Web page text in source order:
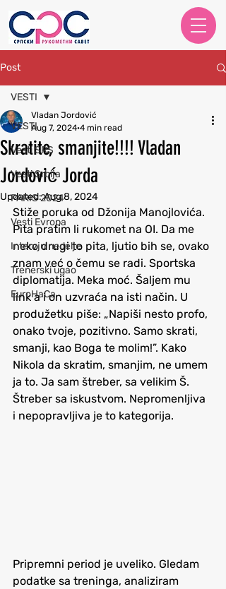
Post
VESTI
Vesti SRS
Vesti Srbija
PARIS 2024
Vesti Evropa
Intervju nedelje
Trenerski ugao
EuroHaCa
VESTI
Skratite, smanjite!!!! Vladan
Jordović Jorda
Vladan Jordović
Aug 7, 2024 4 min read
Updated:Aug 8, 2024
Stiže poruka od Džonija Manojlovića.
Pita pratim li rukomet na OI. Da me
neko drugi to pita, ljutio bih se, ovako
znam već o čemu se radi. Sportska
diplomatija. Meka moć. Šaljem mu
link a i on uzvraća na isti način. U
produžetku piše: „Napiši nesto profo,
onako tvoje, pozitivno. Samo skrati,
smanji, kao Boga te molim!”. Kako
Nikola da skratim, smanjim, ne umem
ja to. Ja sam štreber, sa velikim Š.
Štreber sa iskustvom. Nepromenljiva
i nepopravljiva je to kategorija.
Pripremni period je uveliko. Gledam
podatke sa treninga, analiziram